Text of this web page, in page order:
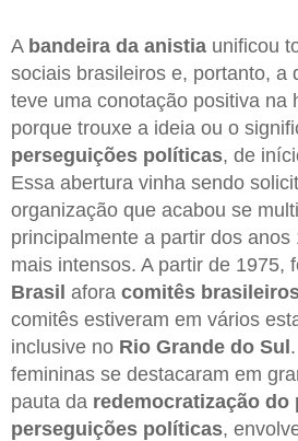
A bandeira da anistia unificou
sociais brasileiros e, portanto, a
teve uma conotação positiva na
porque trouxe a ideia ou o
perseguições políticas, de
Essa abertura vinha sendo
organização que acabou se
principalmente a partir dos
mais intensos. A partir de 1975,
Brasil afora comitês
comitês estiveram em vários
inclusive no Rio Grande do Sul
femininas se destacaram em
pauta da redemocratização do
perseguições políticas,